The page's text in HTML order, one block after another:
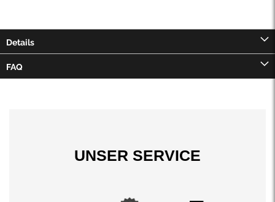
Details
FAQ
UNSER SERVICE